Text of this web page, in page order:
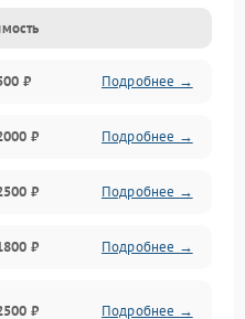
₽ Подробнее →
₽ Подробнее →
₽ Подробнее →
₽ Подробнее →
₽ Подробнее →